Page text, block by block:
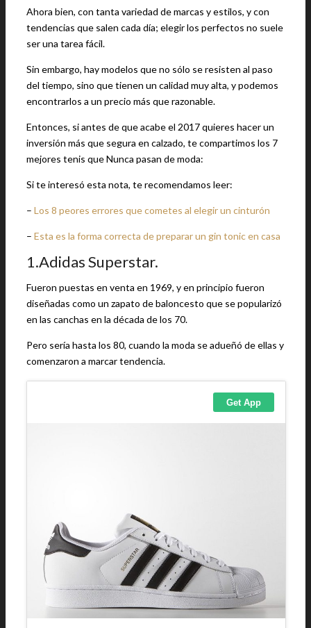
Ahora bien, con tanta variedad de marcas y estilos, y con
tendencias que salen cada día; elegir los perfectos no suele
ser una tarea fácil.
Sin embargo, hay modelos que no sólo se resisten al paso
del tiempo, sino que tienen un calidad muy alta, y podemos
encontrarlos a un precio más que razonable.
Entonces, si antes de que acabe el 2017 quieres hacer un
inversión más que segura en calzado, te compartimos los 7
mejores tenis que Nunca pasan de moda:
Si te interesó esta nota, te recomendamos leer:
– Los 8 peores errores que cometes al elegir un cinturón
– Esta es la forma correcta de preparar un gin tonic en casa
1.Adidas Superstar.
Fueron puestas en venta en 1969, y en principio fueron
diseñadas como un zapato de baloncesto que se popularizó
en las canchas en la década de los 70.
Pero sería hasta los 80, cuando la moda se adueñó de ellas y
comenzaron a marcar tendencia.